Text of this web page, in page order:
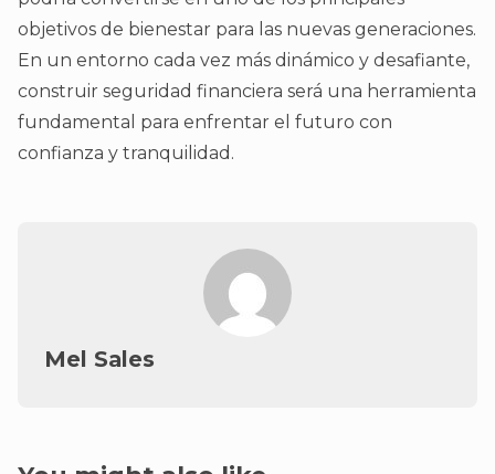
objetivos de bienestar para las nuevas generaciones.
En un entorno cada vez más dinámico y desafiante,
construir seguridad financiera será una herramienta
fundamental para enfrentar el futuro con
confianza y tranquilidad.
Mel Sales